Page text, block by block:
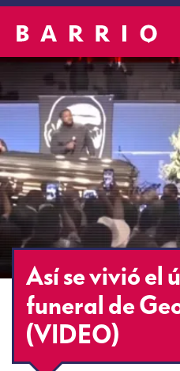
Así se vivió el
funeral de
(VIDEO)